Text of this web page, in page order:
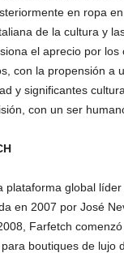
en ropa
de la cultura y
el aprecio por
con la propensión a
y significantes
con un ser
plataforma global
en 2007 por José
Farfetch
boutiques de lujo